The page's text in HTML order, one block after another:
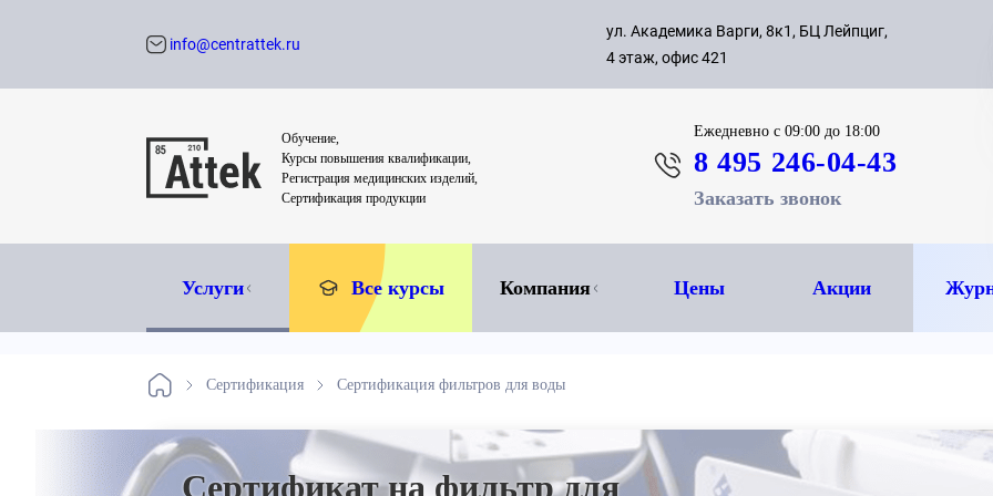
с 09:00
8 495
info@centrattek.ru
ул. Академика Варги, 8к1, БЦ Лейпциг,
4 этаж, офис 421
Обучение,
Курсы повышения квалификации,
Регистрация медицинских изделий,
Сертификация продукции
Ежедневнос 09:00 до 18:00
8 495 246-04-43
Заказать звонок
Услуги Все курсы Компания Цены Акции
Сертификация Сертификация фильтров для воды
Сертификат на фильтр для